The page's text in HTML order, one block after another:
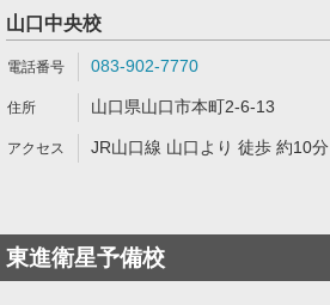
山口中央校
083-902-7770
山口県山口市本町2-6-13
JR山口線 山口より 徒歩 約10分
東進衛星予備校